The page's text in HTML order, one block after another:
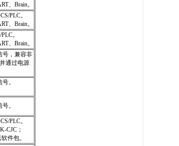
、Brain。
PLC。
、Brain。
。
、Brain。
号，兼容非
通过电源
。
。
PLC。
CJC；
件包。